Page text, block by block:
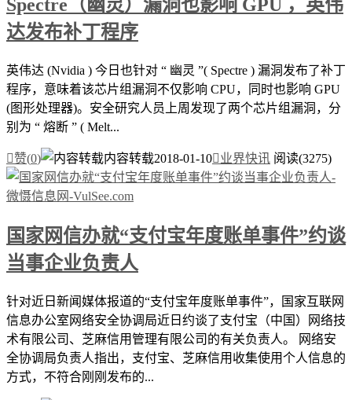
Spectre（幽灵）漏洞也影响 GPU ，英伟
达发布补丁程序
英伟达 (Nvidia ) 今日也针对 “ 幽灵 ”( Spectre ) 漏洞发布了补丁
程序，意味着该芯片组漏洞不仅影响 CPU，同时也影响 GPU
(图形处理器)。安全研究人员上周发现了两个芯片组漏洞，分
别为 “ 熔断 ” ( Melt...
赞(0) 内容转载2018-01-10业界快讯 阅读(3275)
国家网信办就“支付宝年度账单事件”约谈
当事企业负责人
针对近日新闻媒体报道的“支付宝年度账单事件”，国家互联网
信息办公室网络安全协调局近日约谈了支付宝（中国）网络技
术有限公司、芝麻信用管理有限公司的有关负责人。 网络安
全协调局负责人指出，支付宝、芝麻信用收集使用个人信息的
方式，不符合刚刚发布的...